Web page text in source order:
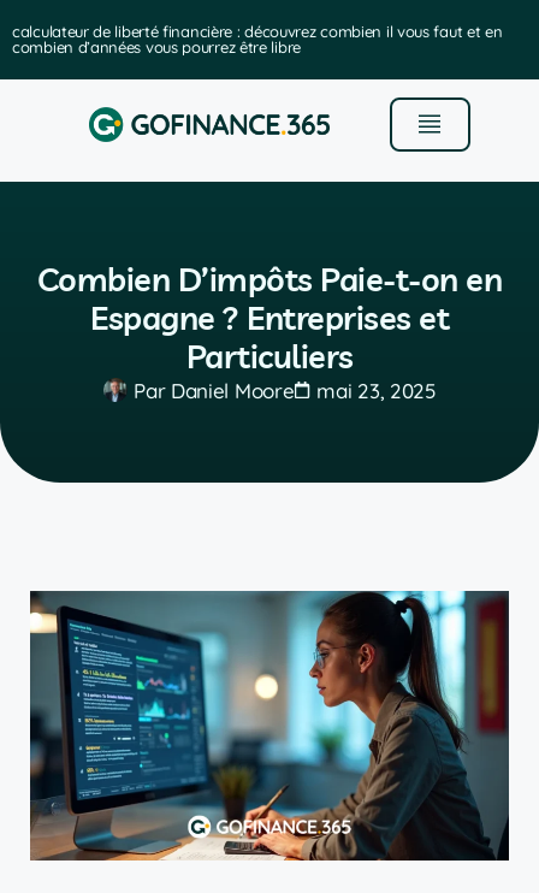
calculateur de liberté financière : découvrez combien il vous faut et en
combien d’années vous pourrez être libre
Combien D’impôts Paie-t-on en
Espagne ? Entreprises et
Particuliers
ParDaniel Moore mai 23, 2025